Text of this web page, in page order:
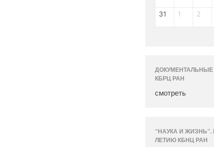
31 1 2
КБРЦ РАН
смотреть
“НАУКА И ЖИЗНЬ”.
ЛЕТИЮ КБНЦ РАН